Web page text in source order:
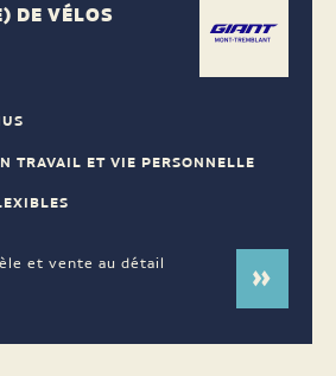
DE VÉLOS
TRAVAIL ET VIE PERSONNELLE
et vente au détail